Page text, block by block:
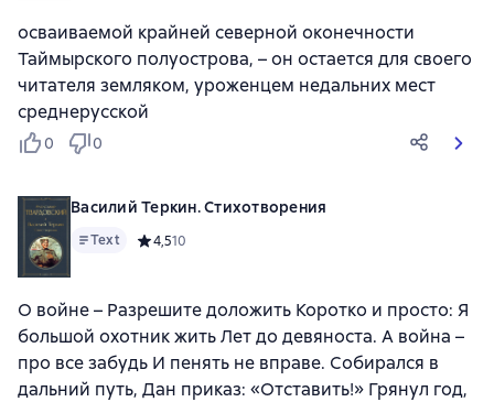
осваиваемой крайней северной оконечности
Таймырского полуострова, – он остается для своего
читателя земляком, уроженцем недальних мест
среднерусской
0 0
Василий Теркин. Стихотворения
Text Средний рейтинг 4,5 на основе 10 оценок
4,510
О войне – Разрешите доложить Коротко и просто: Я
большой охотник жить Лет до девяноста. А война –
про все забудь И пенять не вправе. Собирался в
дальний путь, Дан приказ: «Отставить!» Грянул год,